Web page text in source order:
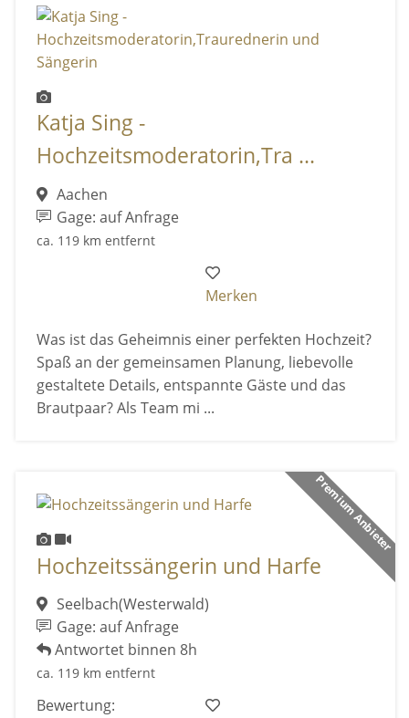
Katja Sing -
Hochzeitsmoderatorin,Tra ...
Aachen
Gage: auf Anfrage
ca. 119 km entfernt
Merken
Was ist das Geheimnis einer perfekten Hochzeit?
Spaß an der gemeinsamen Planung, liebevolle
gestaltete Details, entspannte Gäste und das
Brautpaar? Als Team mi ...
Premium Anbieter
Hochzeitssängerin und Harfe
Seelbach(Westerwald)
Gage: auf Anfrage
Antwortet binnen 8h
ca. 119 km entfernt
Bewertung: